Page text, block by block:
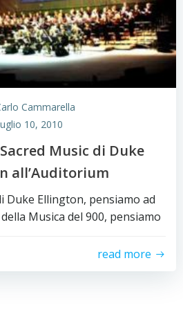
Cammarella
10, 2010
Music di Duke
all’Auditorium
Duke Ellington, pensiamo ad
Musica del 900, pensiamo
read more